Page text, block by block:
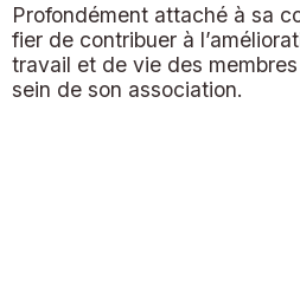
Profondément attaché à sa
fier de contribuer à
travail et de vie des
sein de son association.